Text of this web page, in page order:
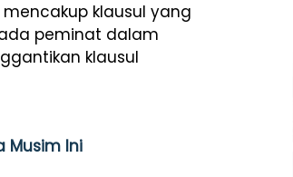
klausul yang
peminat dalam
klausul
Musim Ini